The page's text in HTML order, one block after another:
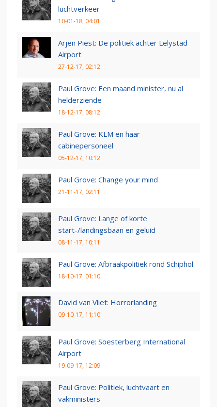
luchtverkeer
10-01-18, 04:01
Arjen Piest: De politiek achter Lelystad
Airport
27-12-17, 02:12
Paul Grove: Een maand minister, nu al
helderziende
18-12-17, 08:12
Paul Grove: KLM en haar
cabinepersoneel
05-12-17, 10:12
Paul Grove: Change your mind
21-11-17, 02:11
Paul Grove: Lange of korte
start-/landingsbaan en geluid
08-11-17, 10:11
Paul Grove: Afbraakpolitiek rond Schiphol
18-10-17, 01:10
David van Vliet: Horrorlanding
09-10-17, 11:10
Paul Grove: Soesterberg International
Airport
19-09-17, 12:09
Paul Grove: Politiek, luchtvaart en
vakministers